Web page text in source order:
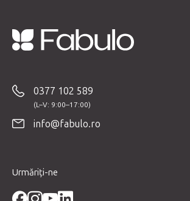
0377 102 589
info@fabulo.ro
Urmăriți-ne